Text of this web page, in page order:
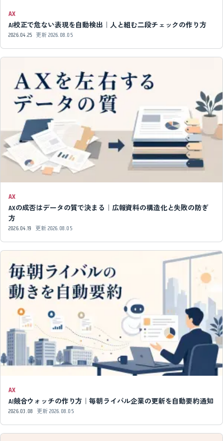
AX
AI校正で危ない表現を自動検出｜人と組む二段チェックの作り方
2026.04.25 更新2026.08.05
AX
AXの成否はデータの質で決まる｜広報資料の構造化と失敗の防ぎ
方
2026.04.19 更新2026.08.05
AX
AI競合ウォッチの作り方｜毎朝ライバル企業の更新を自動要約通知
2026.03.08 更新2026.08.05